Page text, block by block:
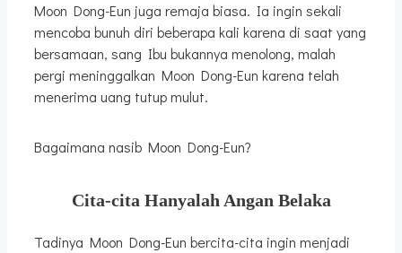
Moon Dong-Eun juga remaja biasa. Ia ingin sekali
mencoba bunuh diri beberapa kali karena di saat yang
bersamaan, sang Ibu bukannya menolong, malah
pergi meninggalkan Moon Dong-Eun karena telah
menerima uang tutup mulut.
Bagaimana nasib Moon Dong-Eun?
Cita-cita Hanyalah Angan Belaka
Tadinya Moon Dong-Eun bercita-cita ingin menjadi